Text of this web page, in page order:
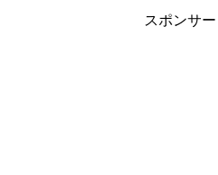
スポンサ